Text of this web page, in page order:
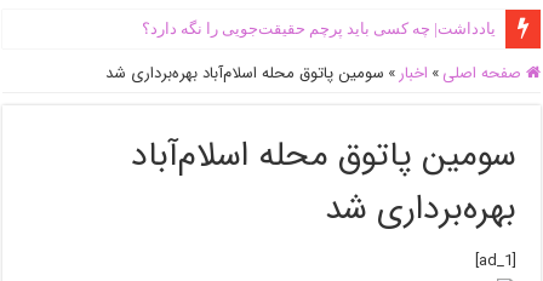
یادداشت| ‌چه کسی باید پرچم حقیقت‌جویی را نگه دارد؟
صفحه اصلی » اخبار » سومین پاتوق محله اسلام‌آباد بهره‌برداری شد
سومین پاتوق محله اسلام‌آباد
بهره‌برداری شد
[ad_1]